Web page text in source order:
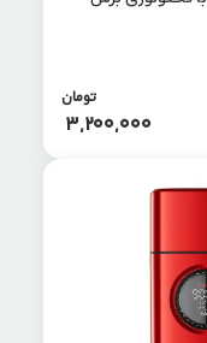
3,200,000
تومان